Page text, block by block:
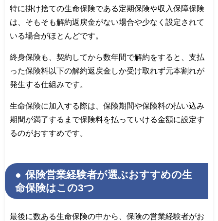
特に掛け捨ての生命保険である定期保険や収入保障保険
は、そもそも解約返戻金がない場合や少なく設定されて
いる場合がほとんどです。
終身保険も、契約してから数年間で解約をすると、支払
った保険料以下の解約返戻金しか受け取れず元本割れが
発生する仕組みです。
生命保険に加入する際は、保険期間や保険料の払い込み
期間が満了するまで保険料を払っていける金額に設定す
るのがおすすめです。
保険営業経験者が選ぶおすすめの生
命保険はこの3つ
最後に数ある生命保険の中から、保険の営業経験者がお